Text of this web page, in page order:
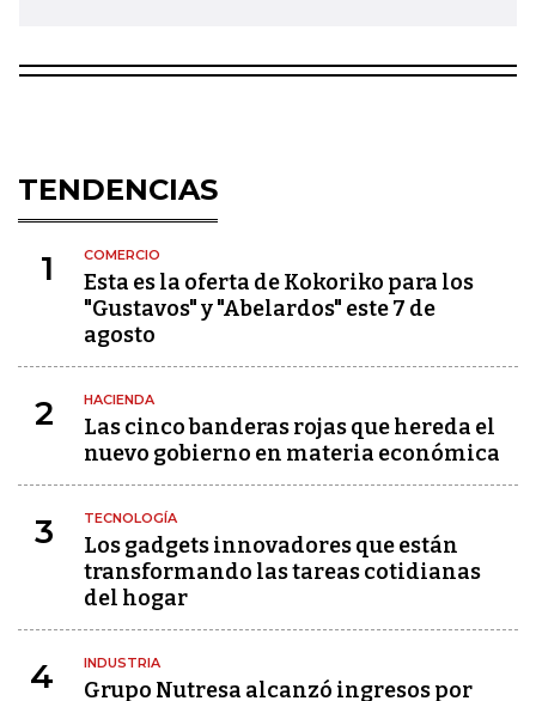
TENDENCIAS
1 COMERCIO
Esta es la oferta de Kokoriko para los
"Gustavos" y "Abelardos" este 7 de
agosto
2 HACIENDA
Las cinco banderas rojas que hereda el
nuevo gobierno en materia económica
3 TECNOLOGÍA
Los gadgets innovadores que están
transformando las tareas cotidianas
del hogar
4 INDUSTRIA
Grupo Nutresa alcanzó ingresos por